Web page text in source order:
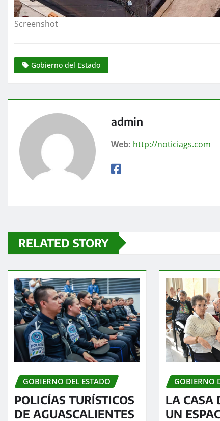
Screenshot
Gobierno del Estado
admin
Web: http://noticiags.com
RELATED STORY
GOBIERNO DEL ESTADO
POLICÍAS TURÍSTICOS
DE AGUASCALIENTES
GOBIERNO
LA CASA
UN